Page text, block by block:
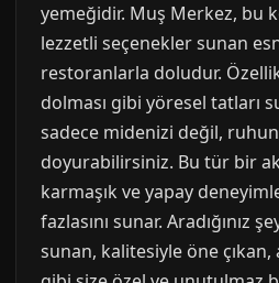
yemeğidir. Muş Merkez, bu
lezzetli seçenekler sunan
restoranlarla doludur.
dolması gibi yöresel tatları
sadece midenizi değil,
doyurabilirsiniz. Bu tür bir
karmaşık ve yapay
fazlasını sunar. Aradığınız
sunan, kalitesiyle öne çıkan,